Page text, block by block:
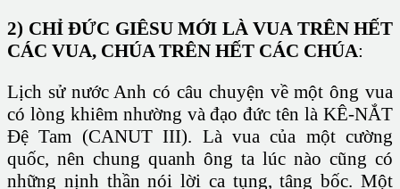
2) CHỈ ĐỨC GIÊSU MỚI LÀ VUA TRÊN HẾT
CÁC VUA, CHÚA TRÊN HẾT CÁC CHÚA:
Lịch sử nước Anh có câu chuyện về một ông vua
có lòng khiêm nhường và đạo đức tên là KÊ-NẮT
Đệ Tam (CANUT III). Là vua của một cường
quốc, nên chung quanh ông ta lúc nào cũng có
những nịnh thần nói lời ca tụng, tâng bốc. Một